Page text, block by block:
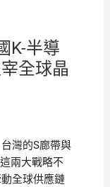
K-半導
全球晶
灣的S廊帶與
兩大戰略不
全球供應鏈